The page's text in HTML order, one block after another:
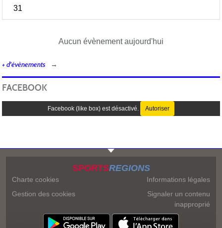
31
Aucun évènement aujourd'hui
+ d'évènements
FACEBOOK
Facebook (like box) est désactivé. Autoriser
SPORTSREGIONS
Charte cookies
Gestion des cookies
Informations légales
Signaler un contenu
inapproprié